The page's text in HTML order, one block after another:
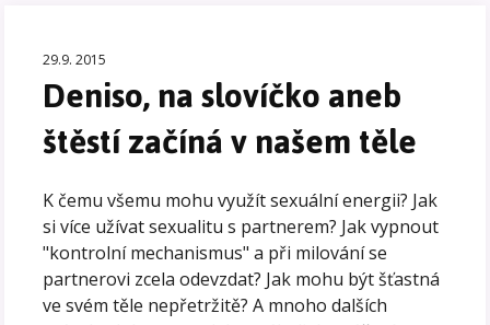
29.9. 2015
Deniso, na slovíčko aneb
štěstí začíná v našem těle
K čemu všemu mohu využít sexuální energii? Jak
si více užívat sexualitu s partnerem? Jak vypnout
"kontrolní mechanismus" a při milování se
partnerovi zcela odevzdat? Jak mohu být šťastná
ve svém těle nepřetržitě? A mnoho dalších